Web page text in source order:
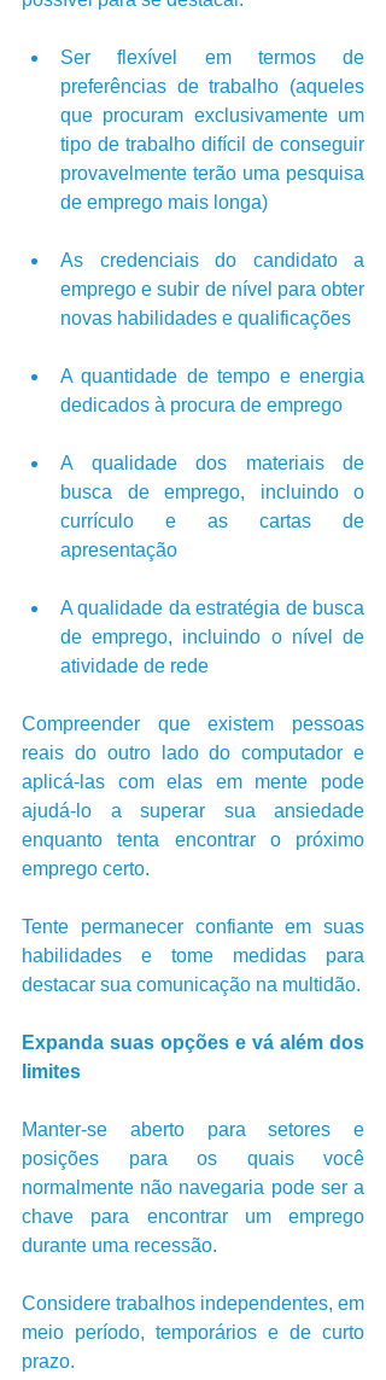
Ser flexível em termos de
preferências de trabalho (aqueles
que procuram exclusivamente um
tipo de trabalho difícil de conseguir
provavelmente terão uma pesquisa
de emprego mais longa)
As credenciais do candidato a
emprego e subir de nível para obter
novas habilidades e qualificações
A quantidade de tempo e energia
dedicados à procura de emprego
A qualidade dos materiais de
busca de emprego, incluindo o
currículo e as cartas de
apresentação
A qualidade da estratégia de busca
de emprego, incluindo o nível de
atividade de rede
Compreender que existem pessoas
reais do outro lado do computador e
aplicá-las com elas em mente pode
ajudá-lo a superar sua ansiedade
enquanto tenta encontrar o próximo
emprego certo.
Tente permanecer confiante em suas
habilidades e tome medidas para
destacar sua comunicação na multidão.
Expanda suas opções e vá além dos
limites
Manter-se aberto para setores e
posições para os quais você
normalmente não navegaria pode ser a
chave para encontrar um emprego
durante uma recessão.
Considere trabalhos independentes, em
meio período, temporários e de curto
prazo.